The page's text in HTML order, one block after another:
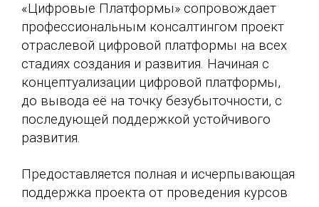
«Цифровые Платформы» сопровождает
профессиональным консалтингом проект
отраслевой цифровой платформы на всех
стадиях создания и развития. Начиная с
концептуализации цифровой платформы,
до вывода её на точку безубыточности, с
последующей поддержкой устойчивого
развития.
Предоставляется полная и исчерпывающая
поддержка проекта от проведения курсов